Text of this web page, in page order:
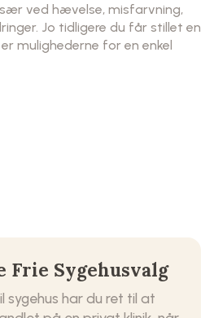
ved hævelse, misfarvning,
Jo tidligere du får stillet en
mulighederne for en enkel
Frie Sygehusvalg
sygehus har du ret til at